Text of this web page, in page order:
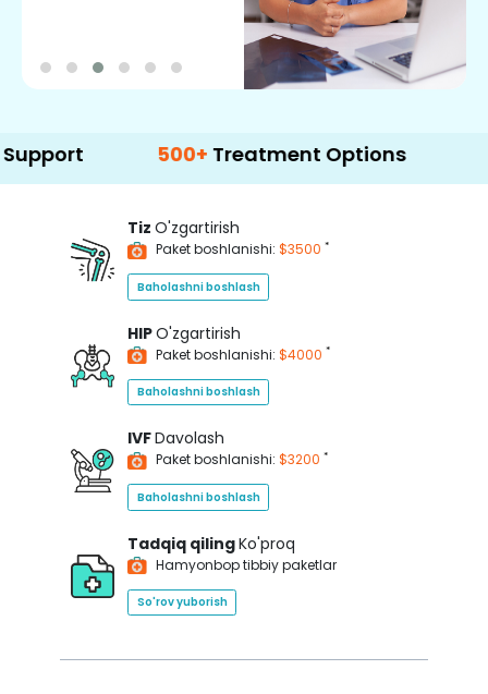
500+ Treatment Options
Tiz O'zgartirish
Paket boshlanishi: $3500 *
Baholashni boshlash
HIPO'zgartirish
Paket boshlanishi: $4000 *
Baholashni boshlash
IVFDavolash
Paket boshlanishi: $3200 *
Baholashni boshlash
Tadqiq qilingKo'proq
Hamyonbop tibbiy paketlar
So'rov yuborish